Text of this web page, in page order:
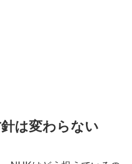
は変わらない